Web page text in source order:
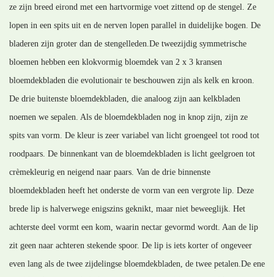
ze zijn breed eirond met een hartvormige voet zittend op de stengel. Ze
lopen in een spits uit en de nerven lopen parallel in duidelijke bogen. De
bladeren zijn groter dan de stengelleden.De tweezijdig symmetrische
bloemen hebben een klokvormig bloemdek van 2 x 3 kransen
bloemdekbladen die evolutionair te beschouwen zijn als kelk en kroon.
De drie buitenste bloemdekbladen, die analoog zijn aan kelkbladen
noemen we sepalen. Als de bloemdekbladen nog in knop zijn, zijn ze
spits van vorm. De kleur is zeer variabel van licht groengeel tot rood tot
roodpaars. De binnenkant van de bloemdekbladen is licht geelgroen tot
crèmekleurig en neigend naar paars. Van de drie binnenste
bloemdekbladen heeft het onderste de vorm van een vergrote lip. Deze
brede lip is halverwege enigszins geknikt, maar niet beweeglijk. Het
achterste deel vormt een kom, waarin nectar gevormd wordt. Aan de lip
zit geen naar achteren stekende spoor. De lip is iets korter of ongeveer
even lang als de twee zijdelingse bloemdekbladen, de twee petalen.De ene